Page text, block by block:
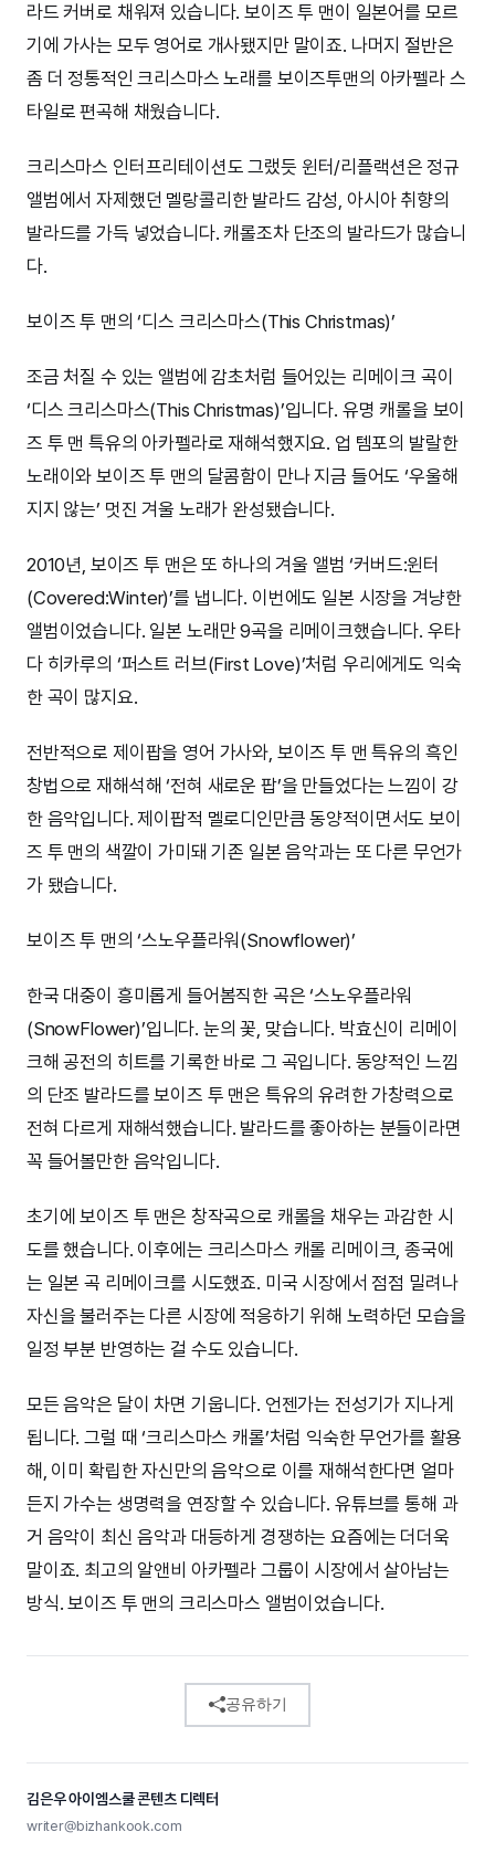
라드 커버로 채워져 있습니다. 보이즈 투 맨이 일본어를 모르
기에 가사는 모두 영어로 개사됐지만 말이죠. 나머지 절반은
좀 더 정통적인 크리스마스 노래를 보이즈투맨의 아카펠라 스
타일로 편곡해 채웠습니다.
크리스마스 인터프리테이션도 그랬듯 윈터/리플랙션은 정규
앨범에서 자제했던 멜랑콜리한 발라드 감성, 아시아 취향의
발라드를 가득 넣었습니다. 캐롤조차 단조의 발라드가 많습니
다.
보이즈 투 맨의 ‘디스 크리스마스(This Christmas)’
조금 처질 수 있는 앨범에 감초처럼 들어있는 리메이크 곡이
‘디스 크리스마스(This Christmas)’입니다. 유명 캐롤을 보이
즈 투 맨 특유의 아카펠라로 재해석했지요. 업 템포의 발랄한
노래이와 보이즈 투 맨의 달콤함이 만나 지금 들어도 ‘우울해
지지 않는’ 멋진 겨울 노래가 완성됐습니다.
2010년, 보이즈 투 맨은 또 하나의 겨울 앨범 ‘커버드:윈터
(Covered:Winter)’를 냅니다. 이번에도 일본 시장을 겨냥한
앨범이었습니다. 일본 노래만 9곡을 리메이크했습니다. 우타
다 히카루의 ‘퍼스트 러브(First Love)’처럼 우리에게도 익숙
한 곡이 많지요.
전반적으로 제이팝을 영어 가사와, 보이즈 투 맨 특유의 흑인
창법으로 재해석해 ‘전혀 새로운 팝’을 만들었다는 느낌이 강
한 음악입니다. 제이팝적 멜로디인만큼 동양적이면서도 보이
즈 투 맨의 색깔이 가미돼 기존 일본 음악과는 또 다른 무언가
가 됐습니다.
보이즈 투 맨의 ‘스노우플라워(Snowflower)’
한국 대중이 흥미롭게 들어봄직한 곡은 ‘스노우플라워
(SnowFlower)’입니다. 눈의 꽃, 맞습니다. 박효신이 리메이
크해 공전의 히트를 기록한 바로 그 곡입니다. 동양적인 느낌
의 단조 발라드를 보이즈 투 맨은 특유의 유려한 가창력으로
전혀 다르게 재해석했습니다. 발라드를 좋아하는 분들이라면
꼭 들어볼만한 음악입니다.
초기에 보이즈 투 맨은 창작곡으로 캐롤을 채우는 과감한 시
도를 했습니다. 이후에는 크리스마스 캐롤 리메이크, 종국에
는 일본 곡 리메이크를 시도했죠. 미국 시장에서 점점 밀려나
자신을 불러주는 다른 시장에 적응하기 위해 노력하던 모습을
일정 부분 반영하는 걸 수도 있습니다.
모든 음악은 달이 차면 기웁니다. 언젠가는 전성기가 지나게
됩니다. 그럴 때 ‘크리스마스 캐롤’처럼 익숙한 무언가를 활용
해, 이미 확립한 자신만의 음악으로 이를 재해석한다면 얼마
든지 가수는 생명력을 연장할 수 있습니다. 유튜브를 통해 과
거 음악이 최신 음악과 대등하게 경쟁하는 요즘에는 더더욱
말이죠. 최고의 알앤비 아카펠라 그룹이 시장에서 살아남는
방식. 보이즈 투 맨의 크리스마스 앨범이었습니다.
공유하기
김은우 아이엠스쿨 콘텐츠 디렉터
writer@bizhankook.com